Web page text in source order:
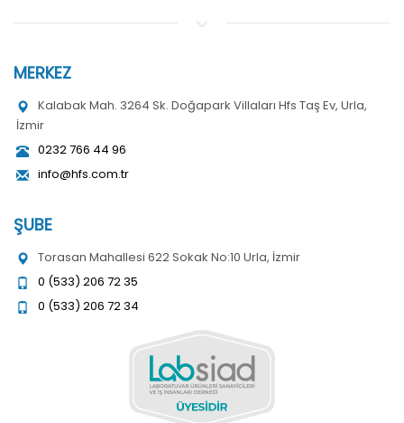
MERKEZ
Kalabak Mah. 3264 Sk. Doğapark Villaları Hfs Taş Ev, Urla,
İzmir
0232 766 44 96
info@hfs.com.tr
ŞUBE
Torasan Mahallesi 622 Sokak No:10 Urla, İzmir
0 (533) 206 72 35
0 (533) 206 72 34